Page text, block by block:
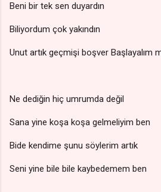
Beni bir tek sen duyardın
Biliyordum çok yakındın
Unut artık geçmişi boşver Başlayalım
Ne dediğin hiç umrumda değil
Sana yine koşa koşa gelmeliyim ben
Bide kendime şunu söylerim artık
Seni yine bile bile kaybedemem ben